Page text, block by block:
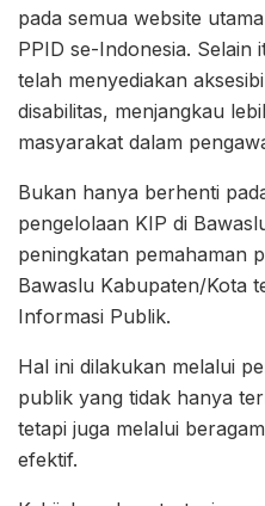
pada semua website
PPID se-Indonesia. Selain
telah menyediakan
disabilitas, menjangkau
masyarakat dalam
Bukan hanya berhenti
pengelolaan KIP di
peningkatan pemahaman
Bawaslu Kabupaten/Kota
Informasi Publik.
Hal ini dilakukan melalui
publik yang tidak hanya
tetapi juga melalui
efektif.